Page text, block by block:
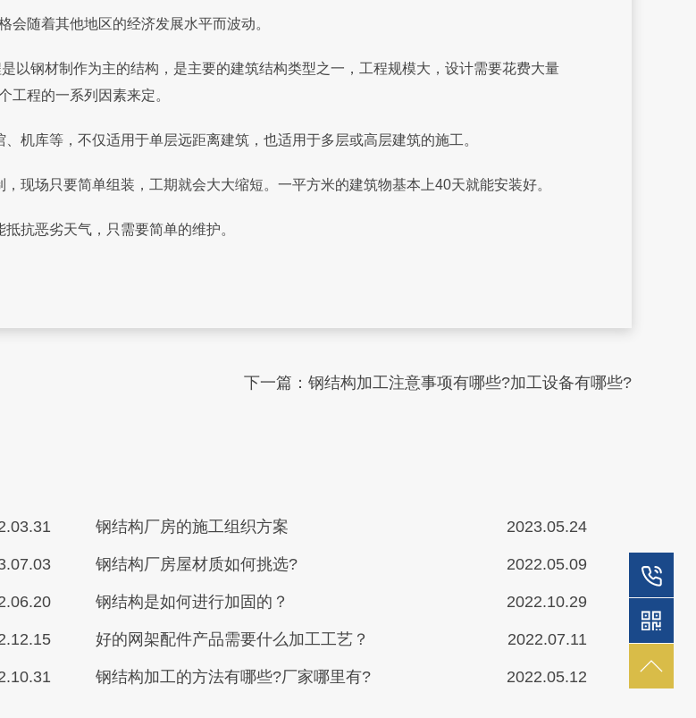
随着其他地区的经济发展水平而波动。
钢材制作为主的结构，是主要的建筑结构类型之一，工程规模大，设计需要花费大量
工程的一系列因素来定。
库等，不仅适用于单层远距离建筑，也适用于多层或高层建筑的施工。
场只要简单组装，工期就会大大缩短。一平方米的建筑物基本上40天就能安装好。
抗恶劣天气，只需要简单的维护。
下一篇： 钢结构加工注意事项有哪些?加工设备有哪些?
钢结构厂房的施工组织方案 2023.05.24
钢结构厂房屋材质如何挑选? 2022.05.09
钢结构是如何进行加固的？ 2022.10.29
好的网架配件产品需要什么加工工艺？ 2022.07.11
钢结构加工的方法有哪些?厂家哪里有? 2022.05.12